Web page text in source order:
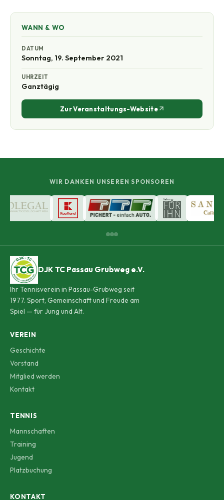
WANN & WO
DATUM
Sonntag, 19. September 2021
UHRZEIT
Ganztägig
Zur Veranstaltungs-Website
WIR DANKEN UNSEREN SPONSOREN
DJK TC Passau Grubweg e.V.
Ihr Tennisverein in Passau-Grubweg seit
1977. Sport, Gemeinschaft und Freude am
Spiel — für Jung und Alt.
VEREIN
Geschichte
Vorstand
Mitglied werden
Kontakt
TENNIS
Mannschaften
Training
Jugend
Platzbuchung
KONTAKT